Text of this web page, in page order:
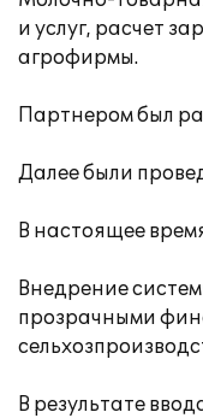
и услуг, расчет
агрофирмы.
Партнером был
Далее были
В настоящее
Внедрение
прозрачными
В результате